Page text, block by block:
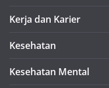
Kerja dan Karier
Kesehatan
Kesehatan Mental